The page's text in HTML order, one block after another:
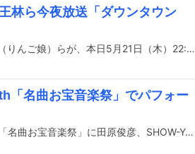
林ら今夜放送「ダウンタウン
小田井涼平（純烈）、SWAY（DOBERMAN INFINITY）、王林（りんご娘）らが、本日5月21日（木）22:00より読売テレビ・日本テレビ系で放送される「ダウンタウンDX」に出演する。
「名曲お宝音楽祭」でパフォー
4月4日（土）19:00よりフジテレビほかで放送される音楽特番「名曲お宝音楽祭」に田原俊彦、SHOW-YA、永井真理子、横浜銀蝿40thらが出演する。